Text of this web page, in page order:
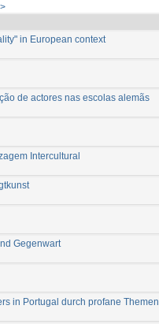
in European context
de actores nas escolas alemãs
Intercultural
Gegenwart
in Portugal durch profane Themen